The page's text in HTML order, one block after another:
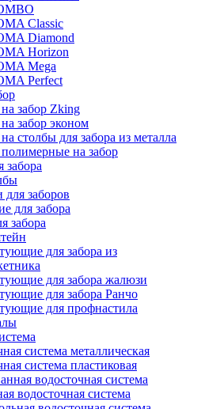
Classic
Diamond
Horizon
Mega
Perfect
забор Zking
забор эконом
столбы для забора из металла
на забор
заборов
для забора
забора
для забора из
для забора жалюзи
для забора Ранчо
для профнастила
система металлическая
система пластиковая
водосточная система
водосточная система